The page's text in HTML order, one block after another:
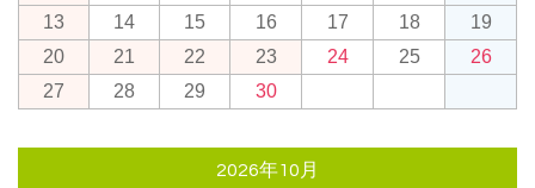
13
14 15 16 17 18
19
20
21 22 23 24 25
26
27
28 29 30
2026年10月